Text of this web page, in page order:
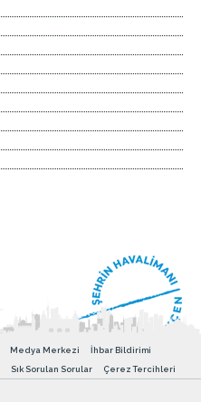
Medya Merkezi
İhbar Bildirimi
Sık Sorulan Sorular Çerez Tercihleri